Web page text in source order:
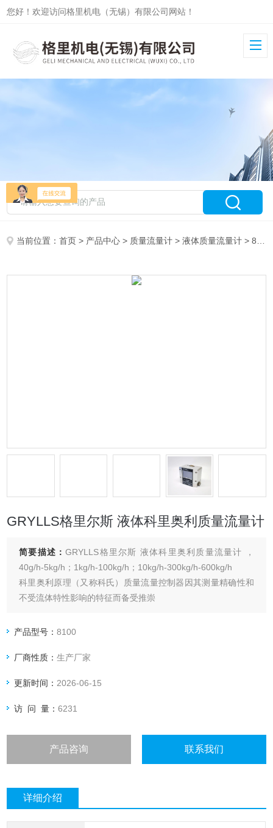
您好！欢迎访问格里机电（无锡）有限公司网站！
当前位置：首页 > 产品中心 > 质量流量计 >液体质量流量计 > 8100GRYLLS格里尔斯 液体科里奥利质量流量计
GRYLLS格里尔斯 液体科里奥利质量流量计
简要描述：GRYLLS格里尔斯 液体科里奥利质量流量计 ，
40g/h-5kg/h；1kg/h-100kg/h；10kg/h-300kg/h-600kg/h
科里奥利原理（又称科氏）质量流量控制器因其测量精确性和
不受流体特性影响的特征而备受推崇
产品型号：8100
厂商性质：生产厂家
更新时间： 2026-06-15
访 问 量：6231
产品咨询 联系我们
详细介绍